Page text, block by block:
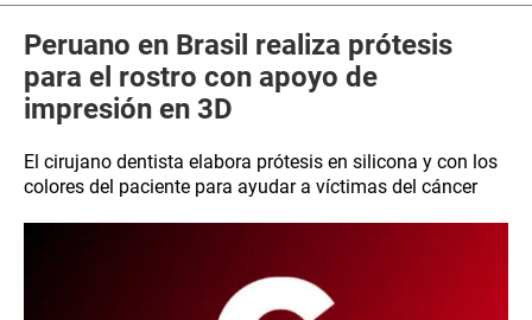
​Peruano en Brasil realiza prótesis
para el rostro con apoyo de
impresión en 3D
El cirujano dentista elabora prótesis en silicona y con los
colores del paciente para ayudar a víctimas del cáncer